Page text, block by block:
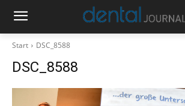
Start DSC_8588
DSC_8588